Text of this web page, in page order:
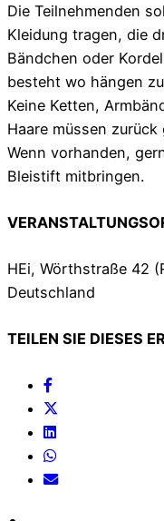
Die Teilnehmenden
Kleidung tragen, die
Bändchen oder
besteht wo hängen
Keine Ketten,
Haare müssen
Wenn vorhanden,
Bleistift mitbringen.
HEi, Wörthstraße 42
Deutschland
TEILEN SIE DIESES